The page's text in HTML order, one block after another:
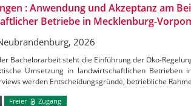
: Anwendung und Akzeptanz am
Betriebe in Mecklenburg-
2026
Bachelorarbeit steht die Einführung der Öko-
Umsetzung in landwirtschaftlichen Betrieben
werden Entscheidungsgründe, betriebliche
Freier Zugang